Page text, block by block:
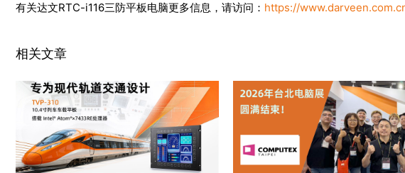
有关达文RTC-i116三防平板电脑更多信息，请访问： https://
相关文章